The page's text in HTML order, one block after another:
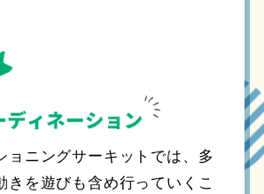
ョニングサーキットでは、多
きを遊びも含め行っていくこ